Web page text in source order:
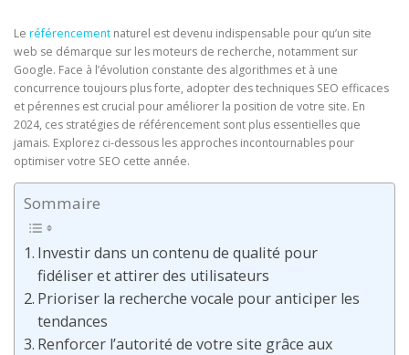
Le référencement naturel est devenu indispensable pour qu’un site
web se démarque sur les moteurs de recherche, notamment sur
Google. Face à l’évolution constante des algorithmes et à une
concurrence toujours plus forte, adopter des techniques SEO efficaces
et pérennes est crucial pour améliorer la position de votre site. En
2024, ces stratégies de référencement sont plus essentielles que
jamais. Explorez ci-dessous les approches incontournables pour
optimiser votre SEO cette année.
Sommaire
Investir dans un contenu de qualité pour
fidéliser et attirer des utilisateurs
Prioriser la recherche vocale pour anticiper les
tendances
Renforcer l’autorité de votre site grâce aux